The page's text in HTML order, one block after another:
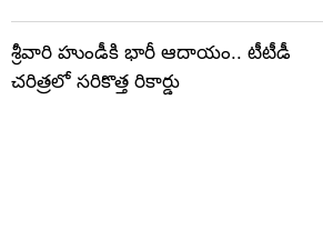
శ్రీవారి హుండీకి భారీ ఆదాయం.. టీటీడీ
చరిత్రలో సరికొత్త రికార్డు